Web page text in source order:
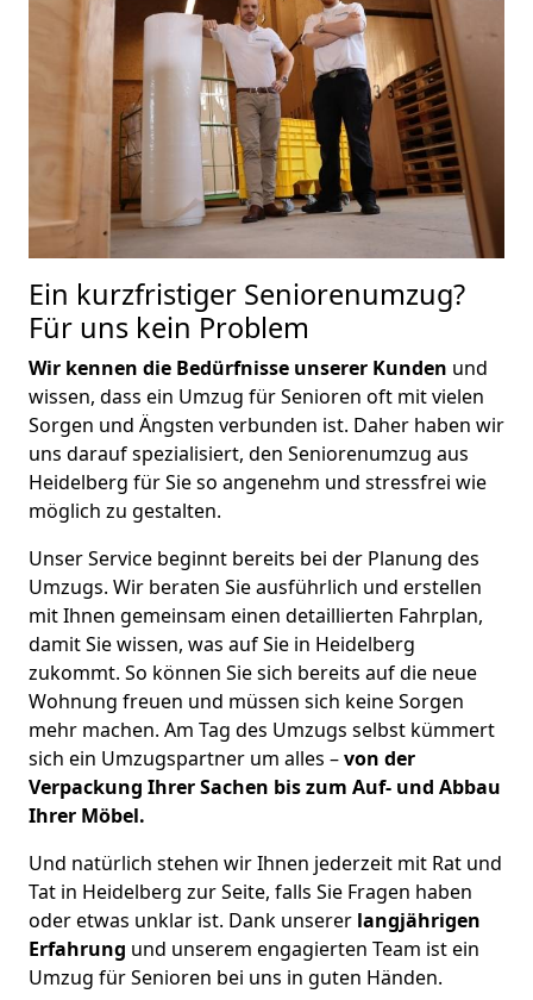
Ein kurzfristiger Seniorenumzug?
Für uns kein Problem
Wir kennen die Bedürfnisse unserer Kunden und
wissen, dass ein Umzug für Senioren oft mit vielen
Sorgen und Ängsten verbunden ist. Daher haben wir
uns darauf spezialisiert, den Seniorenumzug aus
Heidelberg für Sie so angenehm und stressfrei wie
möglich zu gestalten.
Unser Service beginnt bereits bei der Planung des
Umzugs. Wir beraten Sie ausführlich und erstellen
mit Ihnen gemeinsam einen detaillierten Fahrplan,
damit Sie wissen, was auf Sie in Heidelberg
zukommt. So können Sie sich bereits auf die neue
Wohnung freuen und müssen sich keine Sorgen
mehr machen. Am Tag des Umzugs selbst kümmert
sich ein Umzugspartner um alles –von der
Verpackung Ihrer Sachen bis zum Auf- und Abbau
Ihrer Möbel.
Und natürlich stehen wir Ihnen jederzeit mit Rat und
Tat in Heidelberg zur Seite, falls Sie Fragen haben
oder etwas unklar ist. Dank unserer langjährigen
Erfahrung und unserem engagierten Team ist ein
Umzug für Senioren bei uns in guten Händen.